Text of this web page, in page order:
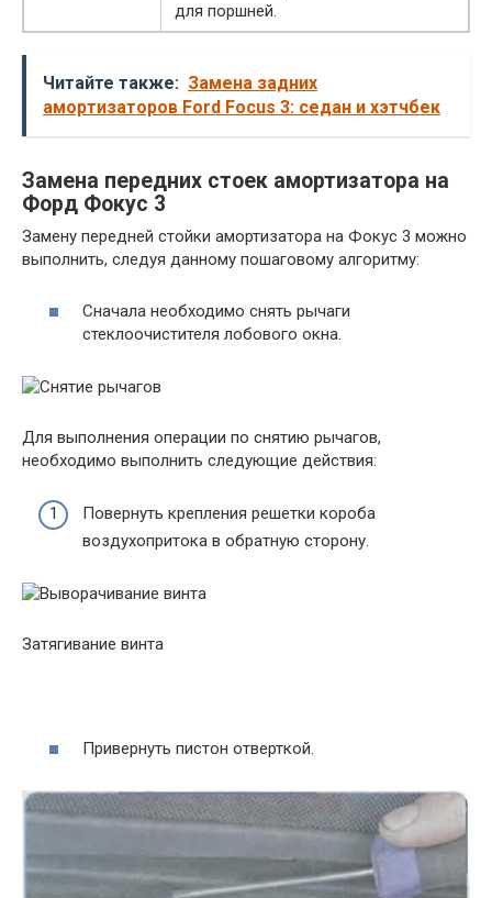
для поршней.
Читайте также: Замена задних
амортизаторов Ford Focus 3: седан и хэтчбек
Замена передних стоек амортизатора на
Форд Фокус 3
Замену передней стойки амортизатора на Фокус 3 можно
выполнить, следуя данному пошаговому алгоритму:
Сначала необходимо снять рычаги
стеклоочистителя лобового окна.
Для выполнения операции по снятию рычагов,
необходимо выполнить следующие действия:
Повернуть крепления решетки короба
воздухопритока в обратную сторону.
Затягивание винта
Привернуть пистон отверткой.